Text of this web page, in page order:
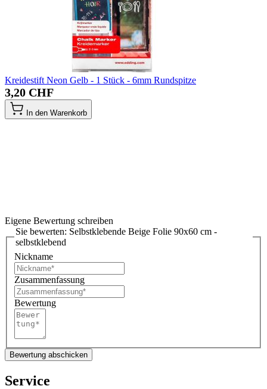
Kreidestift Neon Gelb - 1 Stück - 6mm Rundspitze
3,20 CHF
In den Warenkorb
Eigene Bewertung schreiben
Sie bewerten: Selbstklebende Beige Folie 90x60 cm -
selbstklebend
Nickname
Zusammenfassung
Bewertung
Bewertung abschicken
Service